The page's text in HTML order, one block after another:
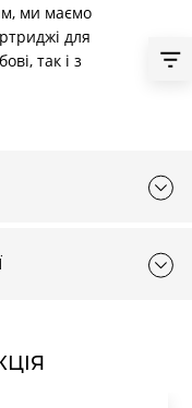
ми маємо
для
так і з
лицьовій і задній